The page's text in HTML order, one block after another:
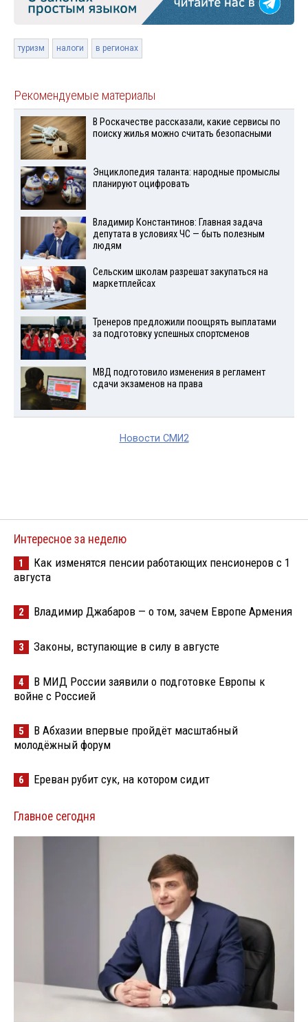
туризм налоги в регионах
Рекомендуемые материалы
В Роскачестве рассказали, какие сервисы по
поиску жилья можно считать безопасными
Энциклопедия таланта: народные промыслы
планируют оцифровать
Владимир Константинов: Главная задача
депутата в условиях ЧС — быть полезным
людям
Сельским школам разрешат закупаться на
маркетплейсах
Тренеров предложили поощрять выплатами
за подготовку успешных спортсменов
МВД подготовило изменения в регламент
сдачи экзаменов на права
Новости СМИ2
Интересное за неделю
1
Как изменятся пенсии работающих пенсионеров с 1
августа
2 Владимир Джабаров — о том, зачем Европе Армения
3 Законы, вступающие в силу в августе
4
В МИД России заявили о подготовке Европы к
войне с Россией
5
В Абхазии впервые пройдёт масштабный
молодёжный форум
6 Ереван рубит сук, на котором сидит
Главное сегодня